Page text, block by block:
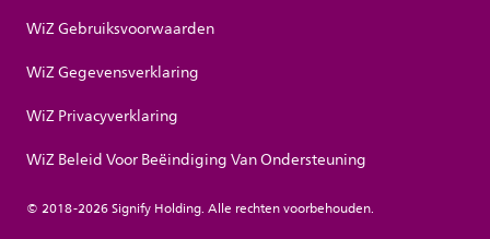
WiZ Gebruiksvoorwaarden
WiZ Gegevensverklaring
WiZ Privacyverklaring
WiZ Beleid Voor Beëindiging Van Ondersteuning
© 2018-2026 Signify Holding. Alle rechten voorbehouden.